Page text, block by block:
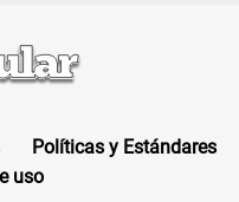
Políticas y Estándares
uso